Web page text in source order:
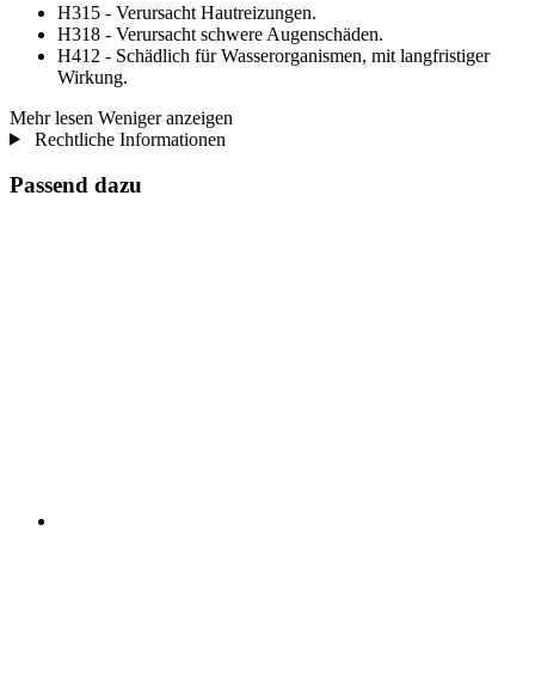
H315 - Verursacht Hautreizungen.
H318 - Verursacht schwere Augenschäden.
H412 - Schädlich für Wasserorganismen, mit langfristiger
Wirkung.
Mehr lesen Weniger anzeigen
Rechtliche Informationen
Passend dazu